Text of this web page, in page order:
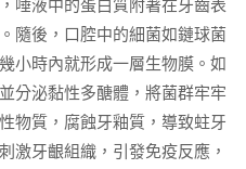
唾液中的蛋白質附著在牙齒表
隨後，口腔中的細菌如鏈球菌
小時內就形成一層生物膜。如
分泌黏性多醣體，將菌群牢牢
物質，腐蝕牙釉質，導致蛀牙
激牙齦組織，引發免疫反應，